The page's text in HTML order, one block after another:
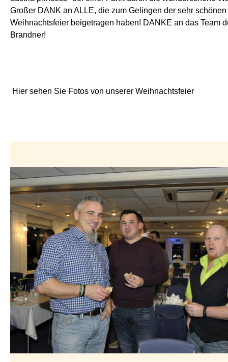
Großer DANK an ALLE, die zum Gelingen der sehr schönen
Weihnachtsfeier beigetragen haben! DANKE an das Team
Brandner!
Hier sehen Sie Fotos von unserer Weihnachtsfeier